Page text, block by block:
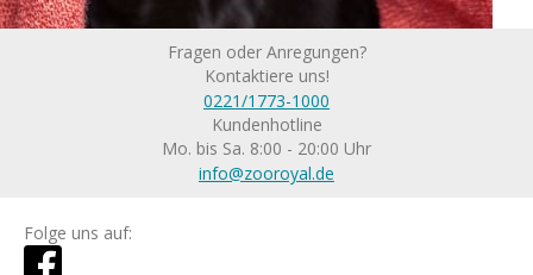
Fragen oder Anregungen?
Kontaktiere uns!
0221/1773-1000
Kundenhotline
Mo. bis Sa. 8:00 - 20:00 Uhr
info@zooroyal.de
Folge uns auf: